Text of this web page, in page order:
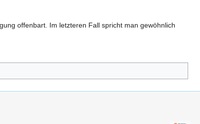
offenbart. Im letzteren Fall spricht man gewöhnlich